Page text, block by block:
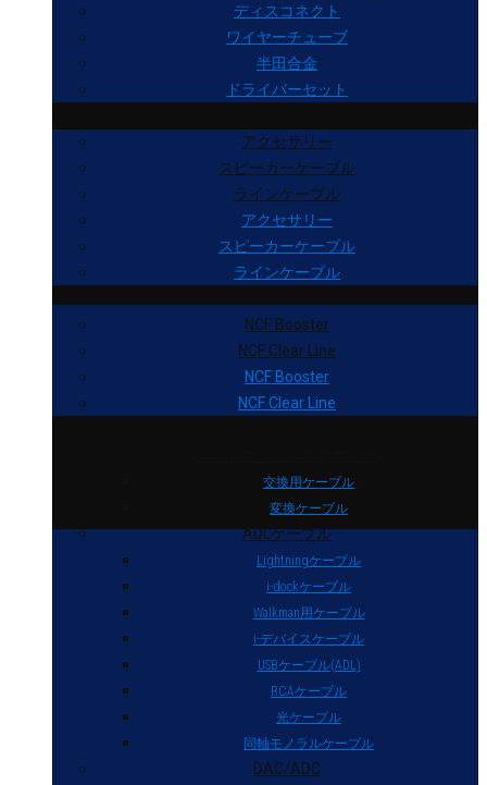
ディスコネクト
ワイヤーチューブ
半田合金
ドライバーセット
アクセサリー
スピーカーケーブル
ラインケーブル
アクセサリー
スピーカーケーブル
ラインケーブル
NCF Booster
NCF Clear Line
NCF Booster
NCF Clear Line
交換用ケーブル
変換ケーブル
ADLケーブル
Lightningケーブル
i-dockケーブル
Walkman用ケーブル
i-デバイスケーブル
USBケーブル(ADL)
RCAケーブル
光ケーブル
同軸モノラルケーブル
DAC/ADC